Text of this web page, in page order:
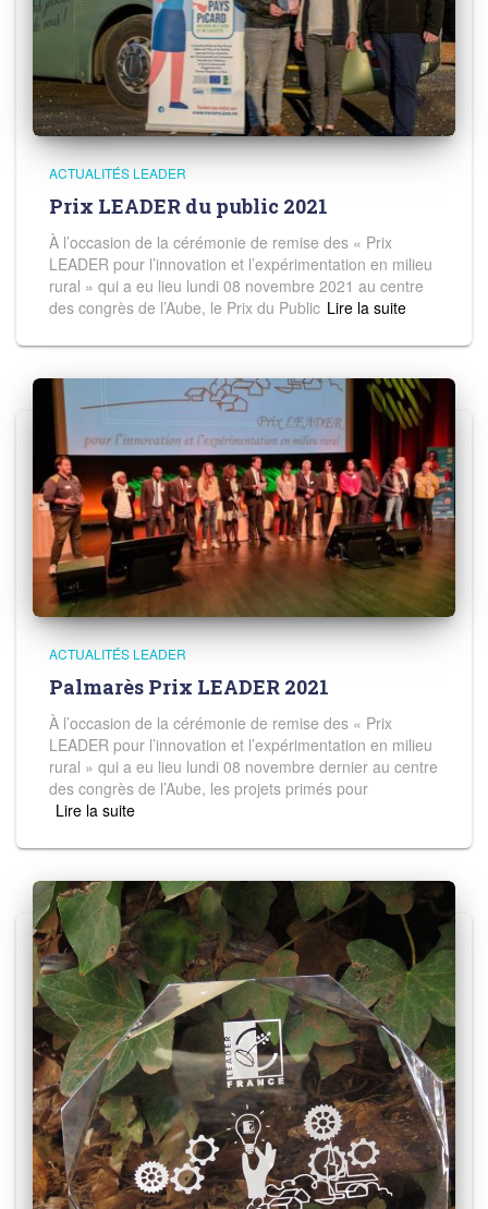
ACTUALITÉS LEADER
Prix LEADER du public 2021
À l’occasion de la cérémonie de remise des « Prix
LEADER pour l’innovation et l’expérimentation en milieu
rural » qui a eu lieu lundi 08 novembre 2021 au centre
des congrès de l’Aube, le Prix du Public Read more
ACTUALITÉS LEADER
Palmarès Prix LEADER 2021
À l’occasion de la cérémonie de remise des « Prix
LEADER pour l’innovation et l’expérimentation en milieu
rural » qui a eu lieu lundi 08 novembre dernier au centre
des congrès de l’Aube, les projets primés pour
Read more